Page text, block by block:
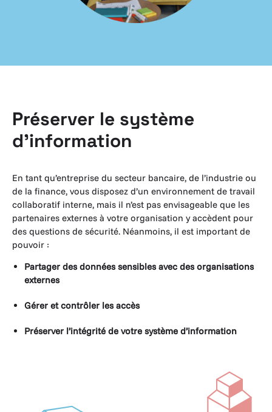
Préserver le système
d’information
En tant qu’entreprise du secteur bancaire, de l’industrie ou
de la finance, vous disposez d’un environnement de travail
collaboratif interne, mais il n’est pas envisageable que les
partenaires externes à votre organisation y accèdent pour
des questions de sécurité. Néanmoins, il est important de
pouvoir :
Partager des données sensibles avec des organisations
externes
Gérer et contrôler les accès
Préserver l’intégrité de votre système d’information